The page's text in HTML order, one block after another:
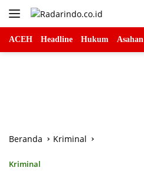
Langsung
ACEH Headline Hukum Asahan
Beranda Kriminal
Kriminal